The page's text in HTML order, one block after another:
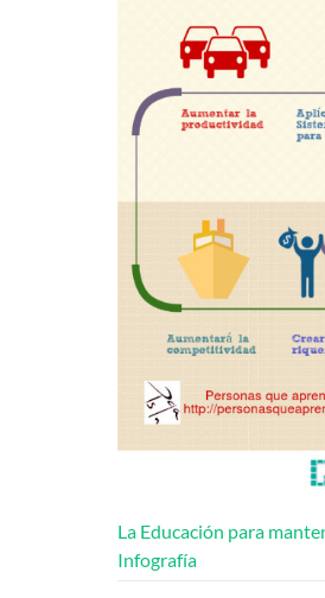
La Educación para
Infografía